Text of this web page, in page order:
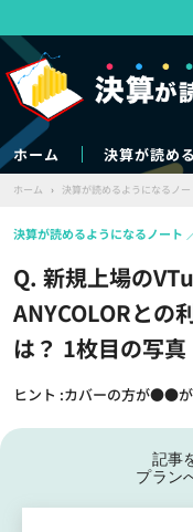
ホーム 決算が読め
ホーム › 決算が読めるようになるノー
Q. 新規上場の
ANYCOLORとの
は？ 1枚目の写
ヒント :カバーの方が●●
決算が読めるようになるノート
記事
プラン